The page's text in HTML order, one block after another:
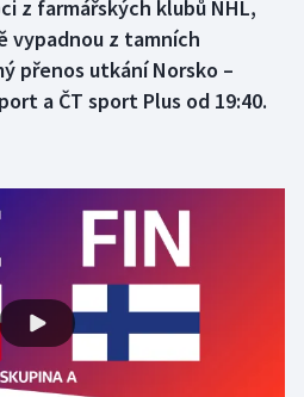
z farmářských klubů NHL,
vypadnou z tamních
přenos utkání Norsko –
a ČT sport Plus od 19:40.